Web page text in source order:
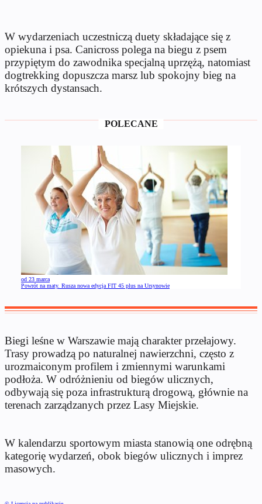
W wydarzeniach uczestniczą duety składające się z
opiekuna i psa. Canicross polega na biegu z psem
przypiętym do zawodnika specjalną uprzężą, natomiast
dogtrekking dopuszcza marsz lub spokojny bieg na
krótszych dystansach.
POLECANE
od 23 marca
Powrót na maty. Rusza nowa edycja FIT 45 plus na Ursynowie
Biegi leśne w Warszawie mają charakter przełajowy.
Trasy prowadzą po naturalnej nawierzchni, często z
urozmaiconym profilem i zmiennymi warunkami
podłoża. W odróżnieniu od biegów ulicznych,
odbywają się poza infrastrukturą drogową, głównie na
terenach zarządzanych przez Lasy Miejskie.
W kalendarzu sportowym miasta stanowią one odrębną
kategorię wydarzeń, obok biegów ulicznych i imprez
masowych.